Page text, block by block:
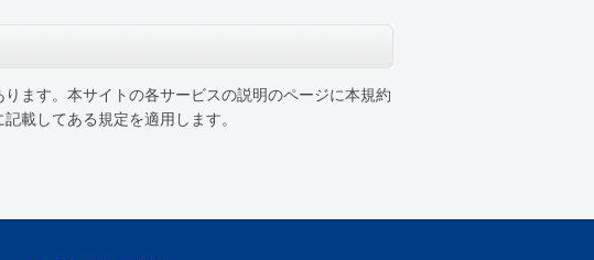
ます。本サイトの各サービスの説明のページに本規約
載してある規定を適用します。